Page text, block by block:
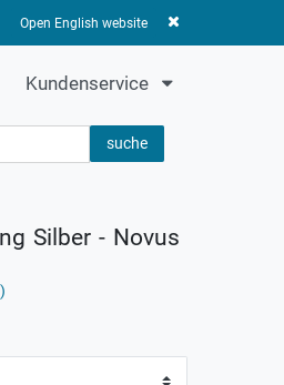
0 0,00 EUR
Open English website
Kundenservice
suche
Silber - Novus